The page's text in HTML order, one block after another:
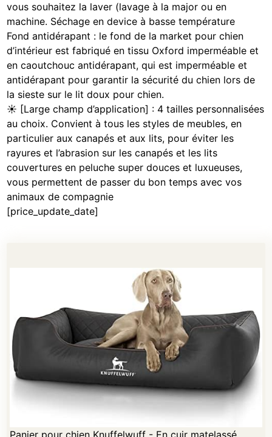
vous souhaitez la laver (lavage à la major ou en
machine. Séchage en device à basse température
Fond antidérapant : le fond de la market pour chien
d’intérieur est fabriqué en tissu Oxford imperméable et
en caoutchouc antidérapant, qui est imperméable et
antidérapant pour garantir la sécurité du chien lors de
la sieste sur le lit doux pour chien.
☀ [Large champ d’application] : 4 tailles personnalisées
au choix. Convient à tous les styles de meubles, en
particulier aux canapés et aux lits, pour éviter les
rayures et l’abrasion sur les canapés et les lits
couvertures en peluche super douces et luxueuses,
vous permettent de passer du bon temps avec vos
animaux de compagnie
[price_update_date]